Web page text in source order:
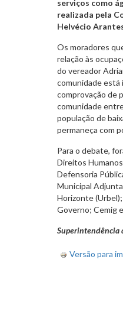
serviços como
realizada pela
Helvécio
Os moradores
relação às
do vereador
comunidade está
comprovação de
comunidade
população de
permaneça com
Para o debate,
Direitos
Defensoria
Municipal
Horizonte
Governo; Cemig
Superintendência
Versão para